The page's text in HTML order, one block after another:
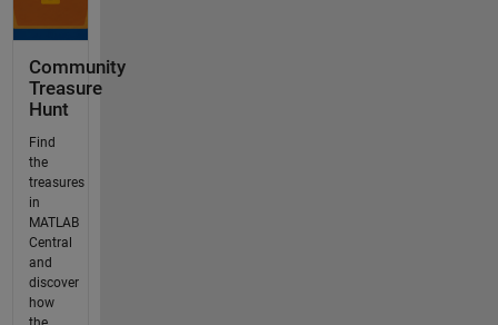
Community
Treasure
Hunt
Find
the
treasures
in
MATLAB
Central
and
discover
how